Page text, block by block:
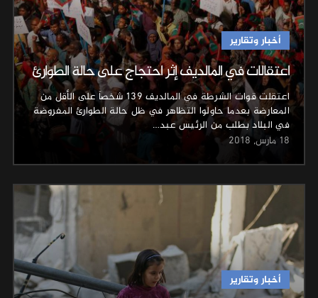
أخبار وتقارير
اعتقالات في المالديف إثر احتجاج على حالة الطوارئ
اعتقلت قوات الشرطة في المالديف 139 شخصاً على الأقل من
المعارضة بعدما حاولوا التظاهر في ظل حالة الطوارئ المفروضة
في البلاد بطلب من الرئيس عبد…
18 مارس, 2018
أخبار وتقارير